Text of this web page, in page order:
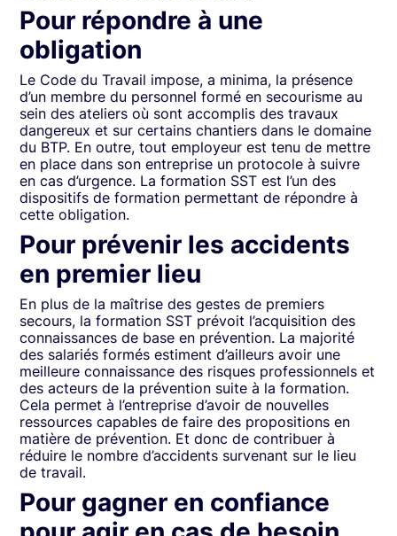
Pour répondre à une
obligation
Le Code du Travail impose, a minima, la présence
d’un membre du personnel formé en secourisme au
sein des ateliers où sont accomplis des travaux
dangereux et sur certains chantiers dans le domaine
du BTP. En outre, tout employeur est tenu de mettre
en place dans son entreprise un protocole à suivre
en cas d’urgence. La formation SST est l’un des
dispositifs de formation permettant de répondre à
cette obligation.
Pour prévenir les accidents
en premier lieu
En plus de la maîtrise des gestes de premiers
secours, la formation SST prévoit l’acquisition des
connaissances de base en prévention. La majorité
des salariés formés estiment d’ailleurs avoir une
meilleure connaissance des risques professionnels et
des acteurs de la prévention suite à la formation.
Cela permet à l’entreprise d’avoir de nouvelles
ressources capables de faire des propositions en
matière de prévention. Et donc de contribuer à
réduire le nombre d’accidents survenant sur le lieu
de travail.
Pour gagner en confiance